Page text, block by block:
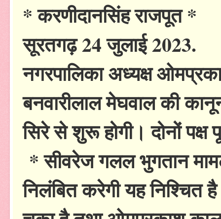
* करणीदानसिंह राजपूत *
सूरतगढ़ 24 जुलाई 2023.
नगरपालिका अध्यक्ष
बनवारीलाल मेघवाल की
सिरे से शुरू होगी। दोनों पक्ष
* सीवरेज गलल भुगतान
निलंबित करेगी यह निश्चित